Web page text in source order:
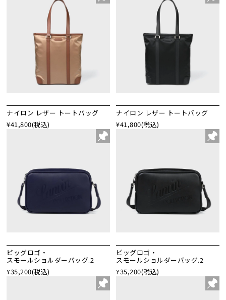
ナイロン レザー トートバッグ
¥41,800(税込)
ナイロン レザー トートバッグ
¥41,800(税込)
ビッグロゴ・
スモールショルダーバッグ.2
¥35,200(税込)
ビッグロゴ・
スモールショルダーバッグ.2
¥35,200(税込)